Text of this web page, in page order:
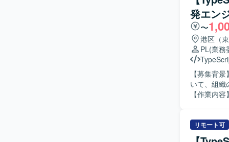
の魅力】
ービスの機
ドの両方に関
ロントエ
いた構成
発エン
〜
港区（
PL(業務
【募集背
いて、組織
【作業内
た、
携わっていただきます。 【求める人物
リモート可